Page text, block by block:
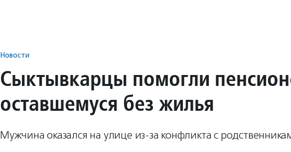
Новости
Сыктывкарцы помогли
оставшемуся без жилья
Мужчина оказался на улице из-за конфликта с